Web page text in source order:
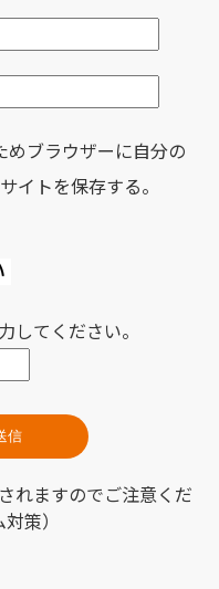
ブラウザーに自分の
イトを保存する。
してください。
れますのでご注意くだ
策）